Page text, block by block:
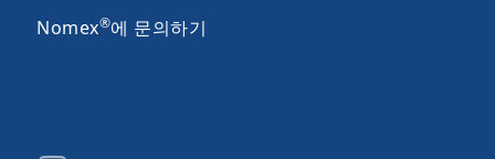
Nomex®에 문의하기